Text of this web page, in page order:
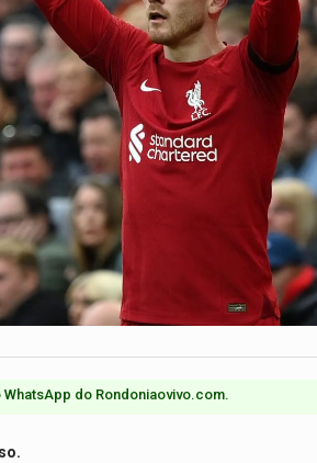
do Rondoniaovivo.com.​